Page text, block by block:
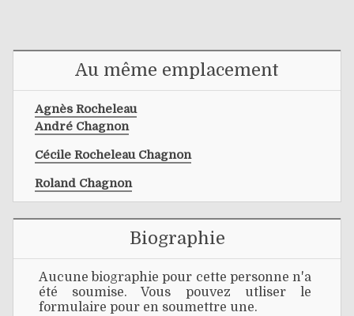
Au même emplacement
Agnès Rocheleau
André Chagnon
Cécile Rocheleau Chagnon
Roland Chagnon
Biographie
Aucune biographie pour cette personne n'a
été soumise. Vous pouvez utliser le
formulaire pour en soumettre une.